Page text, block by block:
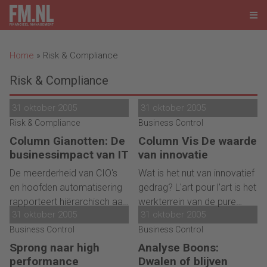
Home » Risk & Compliance
Risk & Compliance
31 oktober 2005
Risk & Compliance
Column Gianotten: De
businessimpact van IT
De meerderheid van CIO's
en hoofden automatisering
rapporteert hiërarchisch aan
de CFO. Of dat werkt of niet,
hangt grotendeels af van de
persoonlijke relatie tussen
de CFO en de CIO. En vooral
31 oktober 2005
Business Control
Column Vis De waarde
van innovatie
Wat is het nut van innovatief
gedrag? L'art pour l'art is het
werkterrein van de pure
kunstenaar en niet van de
mens die het creëren van
waarde als uitgangspunt
voor het dagelijks handelen
31 oktober 2005
Business Control
Sprong naar high
performance
31 oktober 2005
Business Control
Analyse Boons:
Dwalen of blijven